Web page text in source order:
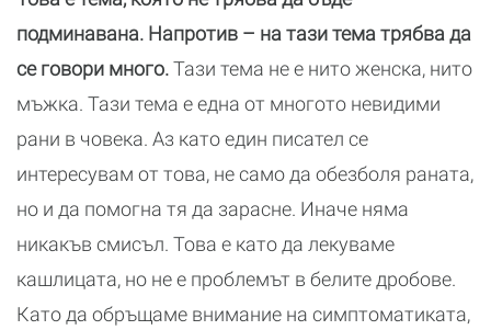
подминавана. Напротив – на тази тема трябва да
се говори много.Тази тема не е нито женска, нито
мъжка. Тази тема е една от многото невидими
рани в човека. Аз като един писател се
интересувам от това, не само да обезболя раната,
но и да помогна тя да зарасне. Иначе няма
никакъв смисъл. Това е като да лекуваме
кашлицата, но не е проблемът в белите дробове.
Като да обръщаме внимание на симптоматиката,